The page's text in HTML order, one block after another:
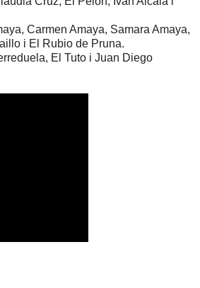
Carmen Amaya, Samara Amaya,
i El Rubio de Pruna.
El Tuto i Juan Diego